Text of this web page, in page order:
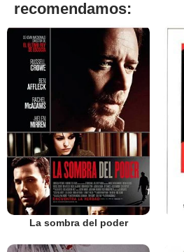
recomendamos:
La sombra del poder